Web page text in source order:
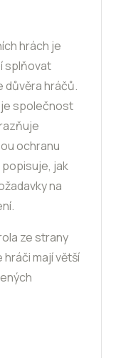
hrách je
splňovat
důvěra hráčů.
je společnost
ochranu
jak
na
ze strany
mají větší